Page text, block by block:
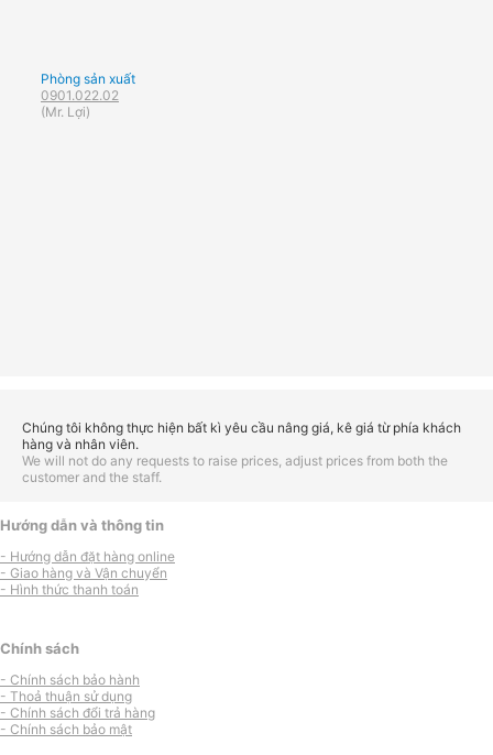
Phòng sản xuất
0901.022.02
(Mr. Lợi)
Chúng tôi không thực hiện bất kì yêu cầu nâng giá, kê giá từ phía khách
hàng và nhân viên.
We will not do any requests to raise prices, adjust prices from both the
customer and the staff.
Hướng dẫn và thông tin
- Hướng dẫn đặt hàng online
- Giao hàng và Vận chuyển
- Hình thức thanh toán
Chính sách
- Chính sách bảo hành
- Thoả thuận sử dụng
- Chính sách đổi trả hàng
- Chính sách bảo mật